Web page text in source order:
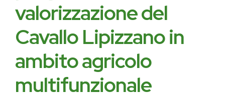
valorizzazione del
Cavallo Lipizzano in
ambito agricolo
multifunzionale